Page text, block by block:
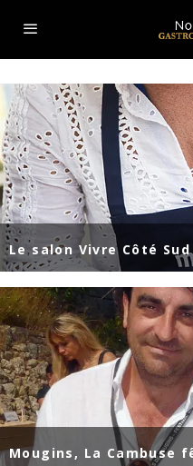
Le salon Vivre Côté
Mougins, La Cambuse